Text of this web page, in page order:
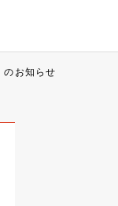
のお知らせ